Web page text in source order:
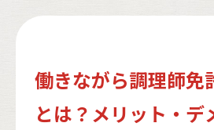
働きながら調理師免
とは？メリット・デ